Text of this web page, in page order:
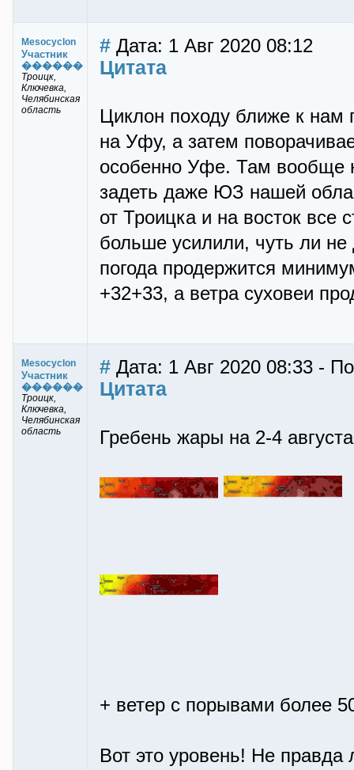
Mesocyclon
Участник
������
Троицк,
Ключевка,
Челябинская
область
# Дата: 1 Авг 2020 08:12
Цитата
Циклон походу ближе к нам
на Уфу, а затем
особенно Уфе. Там вообще
задеть даже ЮЗ нашей
от Троицка и на восток все
больше усилили, чуть ли
погода продержится
+32+33, а ветра суховеи
Mesocyclon
Участник
������
Троицк,
Ключевка,
Челябинская
область
# Дата: 1 Авг 2020 08:33 -
Цитата
Гребень жары на 2-4
+ ветер с порывами более
Вот это уровень! Не